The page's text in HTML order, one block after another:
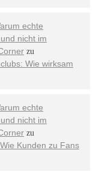
echte
nicht im
zu
Wie wirksam
echte
nicht im
zu
Kunden zu Fans